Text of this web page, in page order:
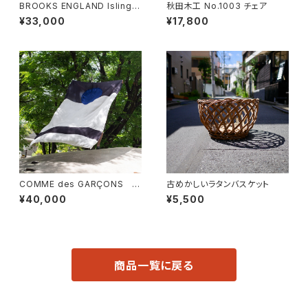
BROOKS ENGLAND Islingto
n Rucksack
¥33,000
秋田木工 No.1003 チェア
¥17,800
COMME des GARÇONS 一
枚布
¥40,000
古めかしいラタンバスケット
¥5,500
商品一覧に戻る